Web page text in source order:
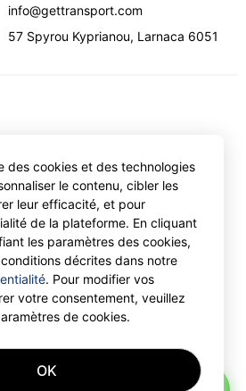
info@gettransport.com
57 Spyrou Kyprianou, Larnaca 6051
Limited. GetTransport®
International Limited.
des cookies et des technologies
le contenu, cibler les
leur efficacité, et pour
de la plateforme. En cliquant
les paramètres des cookies,
décrites dans notre
. Pour modifier vos
votre consentement, veuillez
de cookies.
OK